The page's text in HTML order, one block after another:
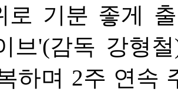
로 기분 좋게
브'(감독 강형
하며 2주 연속